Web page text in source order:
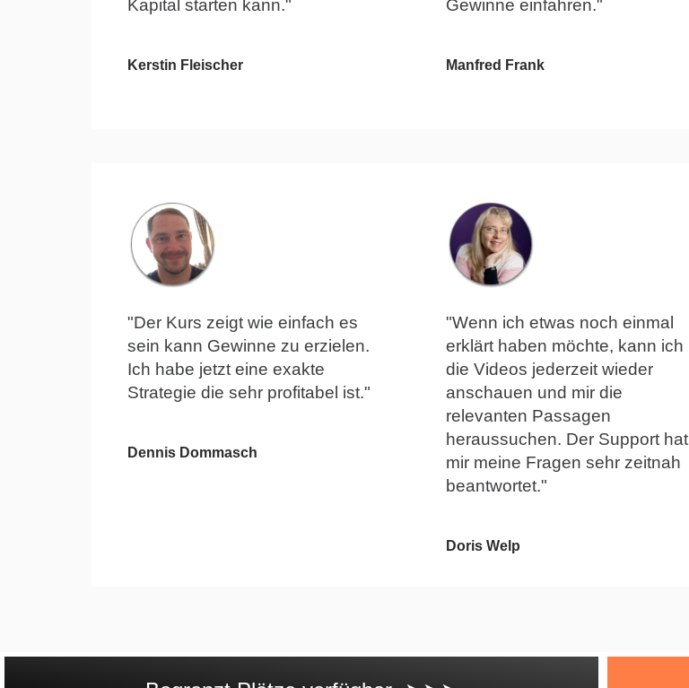
Kapital starten kann."
Kerstin Fleischer
Gewinne einfahren."
Manfred Frank
"Der Kurs zeigt wie einfach es
sein kann Gewinne zu erzielen.
Ich habe jetzt eine exakte
Strategie die sehr profitabel ist."
Dennis Dommasch
"Wenn ich etwas noch einmal
erklärt haben möchte, kann ich
die Videos jederzeit wieder
anschauen und mir die
relevanten Passagen
heraussuchen. Der Support hat
mir meine Fragen sehr zeitnah
beantwortet."
Doris Welp